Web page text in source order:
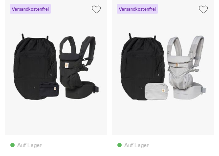
Versandkostenfrei
Auf Lager
Versandkostenfrei
Auf Lager